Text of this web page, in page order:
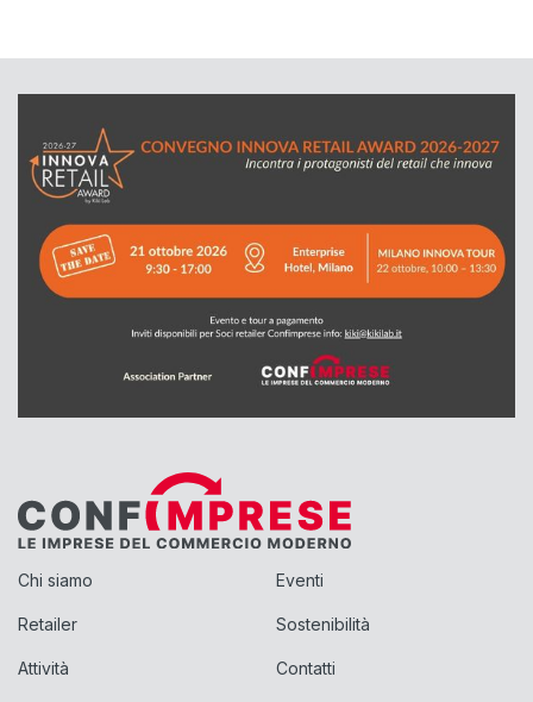
Chi siamo
Retailer
Attività
Eventi
Sostenibilità
Contatti